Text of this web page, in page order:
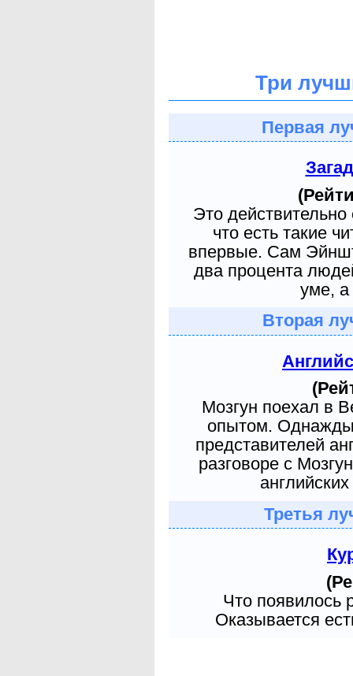
Три
Первая
Это
что есть такие
впервые. Сам
два процента
уме, а
Вторая
Мозгун поехал в
опытом. Однажды
представителей
разговоре с
Третья
Что появилось
Оказывается